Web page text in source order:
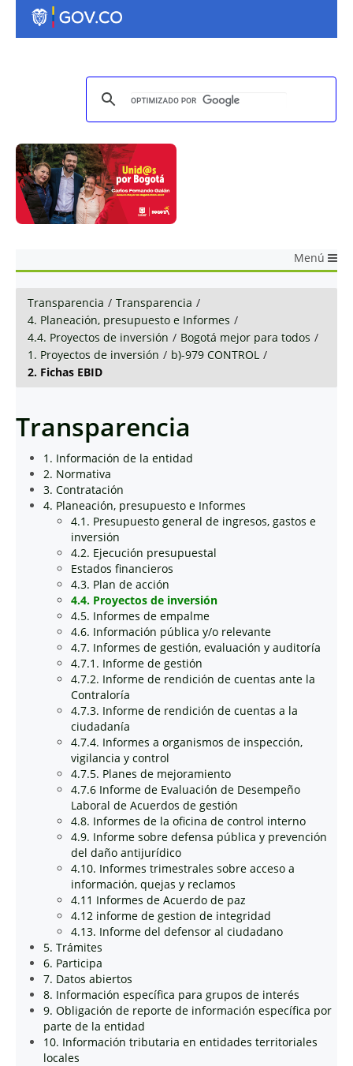
Menú
Transparencia / Transparencia /
4. Planeación, presupuesto e Informes /
4.4. Proyectos de inversión / Bogotá mejor para todos /
1. Proyectos de inversión / b)-979 CONTROL /
2. Fichas EBID
Transparencia
1. Información de la entidad
2. Normativa
3. Contratación
4. Planeación, presupuesto e Informes
4.1. Presupuesto general de ingresos, gastos e
inversión
4.2. Ejecución presupuestal
Estados financieros
4.3. Plan de acción
4.4. Proyectos de inversión
4.5. Informes de empalme
4.6. Información pública y/o relevante
4.7. Informes de gestión, evaluación y auditoría
4.7.1. Informe de gestión
4.7.2. Informe de rendición de cuentas ante la
Contraloría
4.7.3. Informe de rendición de cuentas a la
ciudadanía
4.7.4. Informes a organismos de inspección,
vigilancia y control
4.7.5. Planes de mejoramiento
4.7.6 Informe de Evaluación de Desempeño
Laboral de Acuerdos de gestión
4.8. Informes de la oficina de control interno
4.9. Informe sobre defensa pública y prevención
del daño antijurídico
4.10. Informes trimestrales sobre acceso a
información, quejas y reclamos
4.11 Informes de Acuerdo de paz
4.12 informe de gestion de integridad
4.13. Informe del defensor al ciudadano
5. Trámites
6. Participa
7. Datos abiertos
8. Información específica para grupos de interés
9. Obligación de reporte de información específica por
parte de la entidad
10. Información tributaria en entidades territoriales
locales